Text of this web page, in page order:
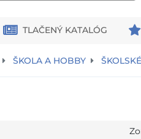
TLAČENÝ KATALÓG
ŠKOLA A HOBBY